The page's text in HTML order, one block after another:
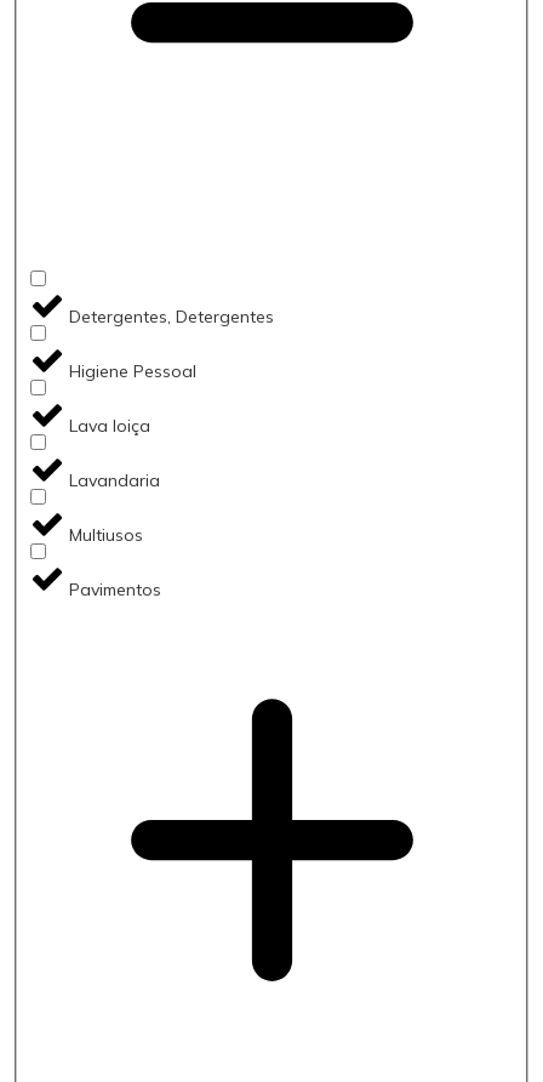
Detergentes, Detergentes
Higiene Pessoal
Lava loiça
Lavandaria
Multiusos
Pavimentos